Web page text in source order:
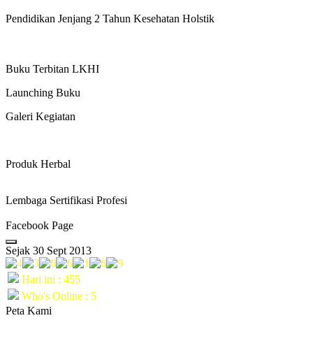
Pendidikan Jenjang 2 Tahun Kesehatan Holstik
Buku Terbitan LKHI
Launching Buku
Galeri Kegiatan
Produk Herbal
Lembaga Sertifikasi Profesi
Facebook Page
Sejak 30 Sept 2013
Hari ini : 455
Who's Online : 5
Peta Kami